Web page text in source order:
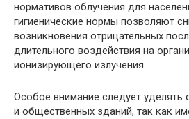
нормативов облучения для
гигиенические нормы позволяют
возникновения отрицательных
длительного воздействия на
ионизирующего излучения.
Особое внимание следует
и общественных зданий, так как